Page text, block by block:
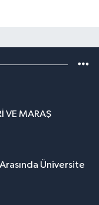
VE MARAŞ
Üniversite